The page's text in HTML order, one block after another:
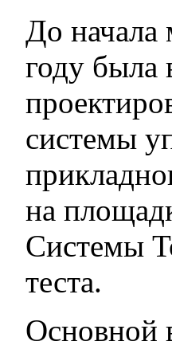
До начала
году была
системы
на
Системы
теста.
Основной